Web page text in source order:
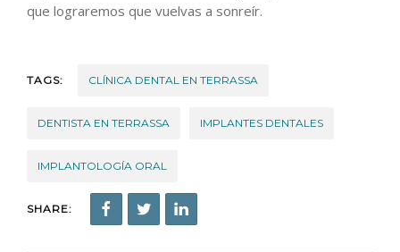
que lograremos que vuelvas a sonreír.
TAGS: CLÍNICA DENTAL EN TERRASSA
DENTISTA EN TERRASSA IMPLANTES DENTALES
IMPLANTOLOGÍA ORAL
SHARE: